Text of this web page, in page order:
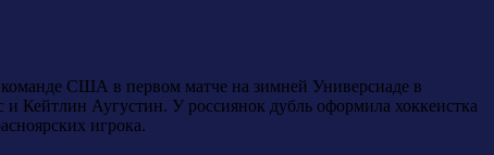
команде США в первом матче на зимней Универсиаде в
Кейтлин Аугустин. У россиянок дубль оформила хоккеистка
игрока.